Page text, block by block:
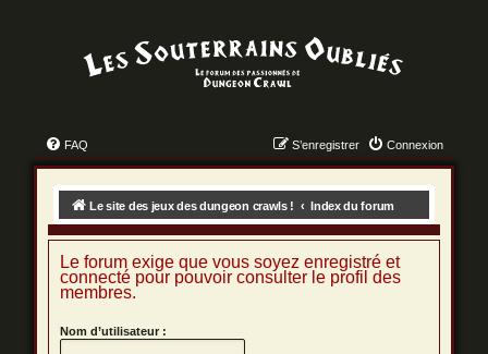
FAQ Connexion
S’enregistrer
Le site des jeux des dungeon crawls ! Index du forum
Le forum exige que vous soyez enregistré et
connecté pour pouvoir consulter le profil des
membres.
Nom d’utilisateur :